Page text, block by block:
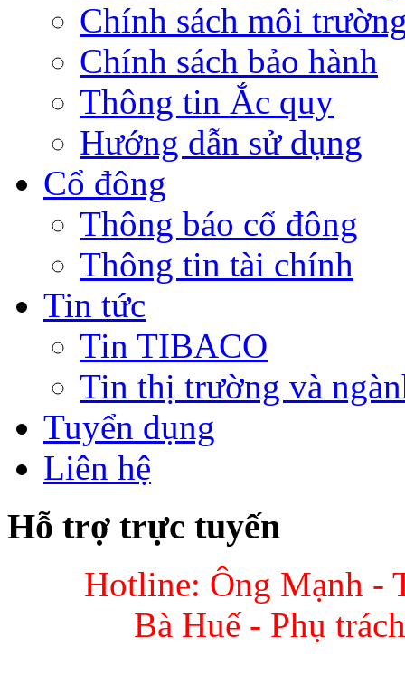
Chính sách môi
Chính sách bảo hành
Thông tin Ắc quy
Hướng dẫn sử dụng
Cổ đông
Thông báo cổ đông
Thông tin tài chính
Tin tức
Tin TIBACO
Tin thị trường và
Tuyển dụng
Liên hệ
Hỗ trợ trực tuyến
Hotline: Ông Mạnh -
Bà Huế - Phụ